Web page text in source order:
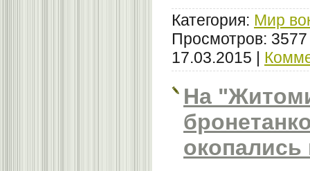
Категория: Мир
Просмотров:
17.03.2015
На
окопались